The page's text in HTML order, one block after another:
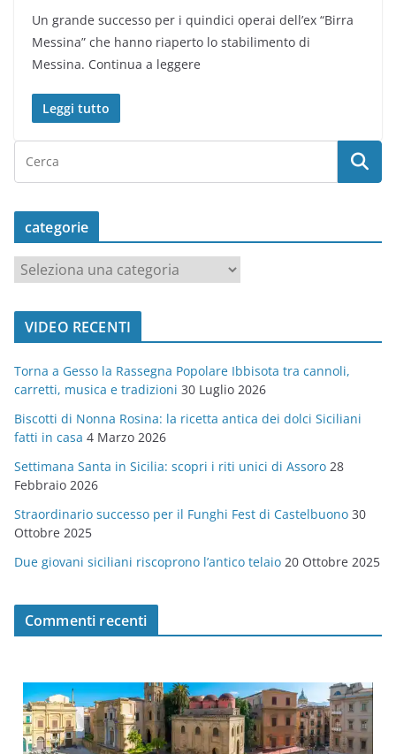
Un grande successo per i quindici operai dell’ex “Birra
Messina” che hanno riaperto lo stabilimento di
Messina. Continua a leggere
Leggi tutto
categorie
a
t
o
r
i
e
VIDEO RECENTI
Torna a Gesso la Rassegna Popolare Ibbisota tra cannoli,
carretti, musica e tradizioni 30 Luglio 2026
Biscotti di Nonna Rosina: la ricetta antica dei dolci Siciliani
fatti in casa 4 Marzo 2026
Settimana Santa in Sicilia: scopri i riti unici di Assoro 28
Febbraio 2026
Straordinario successo per il Funghi Fest di Castelbuono 30
Ottobre 2025
Due giovani siciliani riscoprono l’antico telaio 20 Ottobre 2025
Commenti recenti